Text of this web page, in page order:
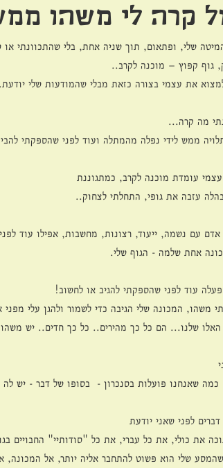
קרה לי משהו
שלי, ופתאום, תוך שניה אחת, בלי שהתכוונתי
גוף קפוץ – מוכנה לקרב..
את עצמי בצורה כזאת מבלי שהמודעות שלי
מה קרה...
ממש לידי נפלה מהמתלה ועוד לפני שהספקתי
עומדת מוכנה לקרב, כמתגוננת
עזבה את גופי, התחלתי לצחוק..
אדם עם נשמה, ייעוד, רצונות, מחשבות, אפילו עוד
אחת שלמה - הגוף שלי.
עוד לפני שהספקתי להגיב או לחשוב!
משהו, המכונה שלי הגיבה כדי לשמור ולהגן עלי
האלו שלנו... הם כל כך מהירים.. כל כך חדים.. יש
שאנחנו פועלות בסנכרון -  בסופו של דבר - יש
לפני שאני יודעת
את כולי, את כל עברי, את כל "סודותיי" החבויים
שלי הוא פשוט להתחבר אליה יותר, אל המכונה,